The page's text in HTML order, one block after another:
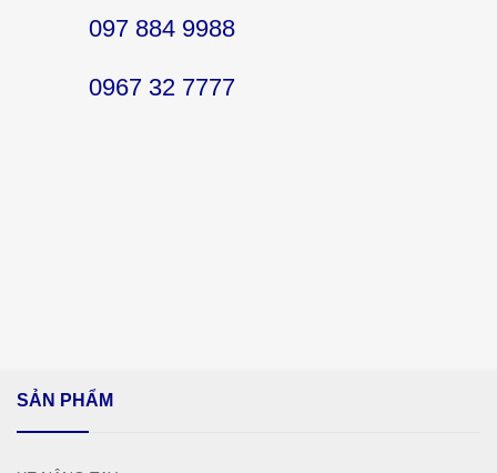
097 884 9988
0967 32 7777
SẢN PHẨM